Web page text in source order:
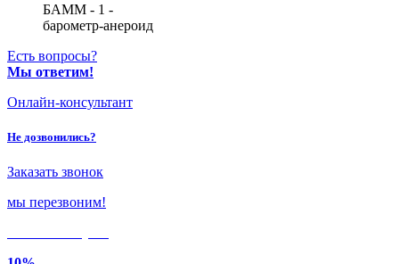
БАММ - 1 -
барометр-анероид
Есть вопросы?
Мы ответим!
Онлайн-консультант
Не дозвонились?
Заказать звонок
мы перезвоним!